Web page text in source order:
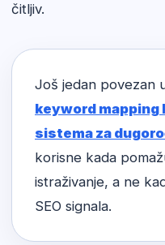
čitljiv.
Još jedan povezan
keyword mapping
sistema za
korisne kada
istraživanje, a ne
SEO signala.